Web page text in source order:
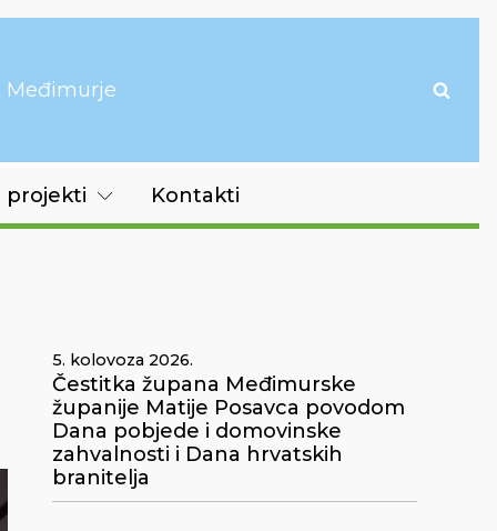
Međimurje
projekti Kontakti
5. kolovoza 2026.
Čestitka župana Međimurske
županije Matije Posavca povodom
Dana pobjede i domovinske
zahvalnosti i Dana hrvatskih
branitelja